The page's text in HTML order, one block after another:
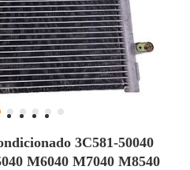
3C581-50040
M6040 M7040 M8540